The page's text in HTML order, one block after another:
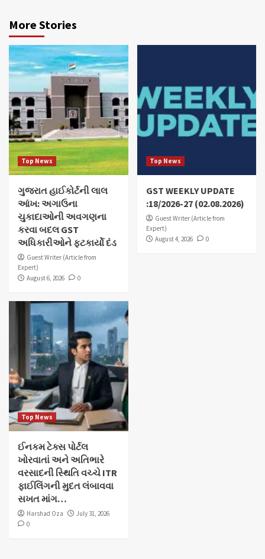
More Stories
Top News
ગુજરાત હાઈકોર્ટની લાલ
આંખ: અગાઉના
ચુકાદાઓની અવગણના
કરવા બદલ GST
અધિકારીઓને ફટકાર્યો દંડ
Guest Writer (Article from
Expert)
August 6, 2026
0
Top News
GST WEEKLY UPDATE
:18/2026-27 (02.08.2026)
Guest Writer (Article from
Expert)
August 4, 2026
0
Top News
ઈનકમ ટેક્સ પોર્ટલ
ખોરવાતાં અને અતિભારે
વરસાદની સ્થિતિ વચ્ચે ITR
ફાઈલિંગની મુદત લંબાવવા
સખત માંગ…
Harshad Oza
July 31, 2026
0